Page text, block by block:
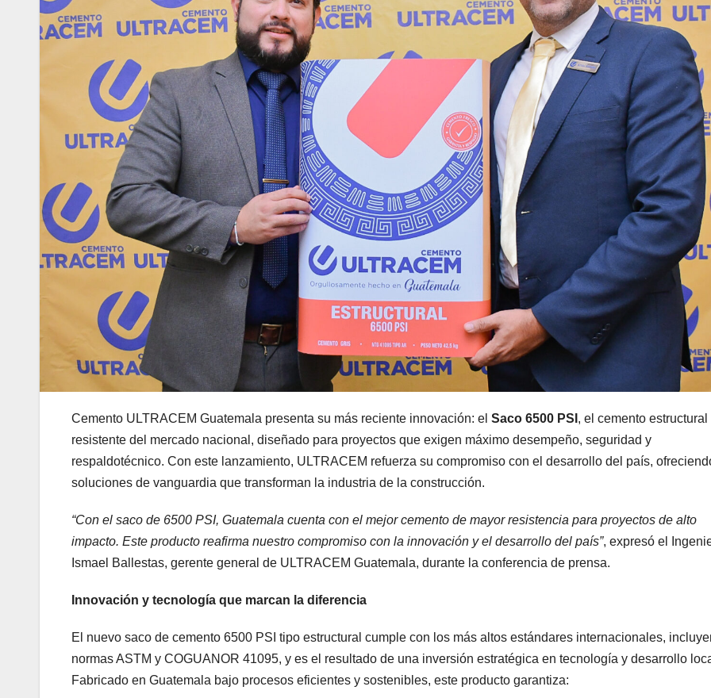
Cemento ULTRACEM Guatemala presenta su más reciente innovación: el Saco 6500 PSI , el cemento estructural
resistente del mercado nacional, diseñado para proyectos que exigen máximo desempeño, seguridad y
respaldotécnico. Con este lanzamiento, ULTRACEM refuerza su compromiso con el desarrollo del país,
soluciones de vanguardia que transforman la industria de la construcción.
“Con el saco de 6500 PSI, Guatemala cuenta con el mejor cemento de mayor resistencia para proyectos de alto
impacto. Este producto reafirma nuestro compromiso con la innovación y el desarrollo del país”, expresó el
Ismael Ballestas, gerente general de ULTRACEM Guatemala, durante la conferencia de prensa.
Innovación y tecnología que marcan la diferencia
El nuevo saco de cemento 6500 PSI tipo estructural cumple con los más altos estándares internacionales,
normas ASTM y COGUANOR 41095, y es el resultado de una inversión estratégica en tecnología y desarrollo
Fabricado en Guatemala bajo procesos eficientes y sostenibles, este producto garantiza: